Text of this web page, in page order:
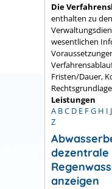
Die
enthalten zu
wesentlichen
Fristen/Dauer,
Leistungen
A BC D E FG H I J
Z
dezentrale
anzeigen